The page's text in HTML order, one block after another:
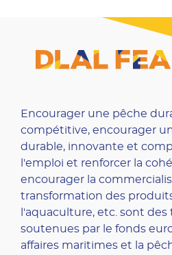
Encourager une pêche
compétitive, encourager
durable, innovante et
l'emploi et renforcer la
encourager la
transformation des
l'aquaculture, etc. sont
soutenues par le fonds
affaires maritimes et la